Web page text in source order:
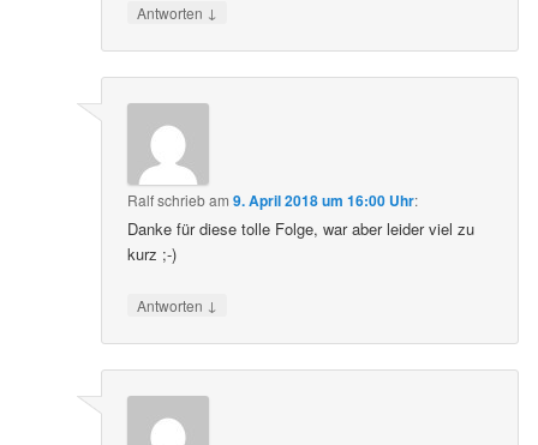
Antworten ↓
Ralfschriebam9. April 2018 um 16:00 Uhr:
Danke für diese tolle Folge, war aber leider viel zu
kurz ;-)
Antworten ↓